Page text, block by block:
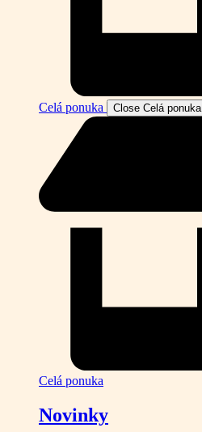
Celá ponuka Close Celá ponuka
Celá ponuka
Novinky